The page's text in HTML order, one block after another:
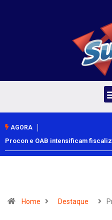
AGORA
Procon e OAB intensificam
Pais
Home Destaque